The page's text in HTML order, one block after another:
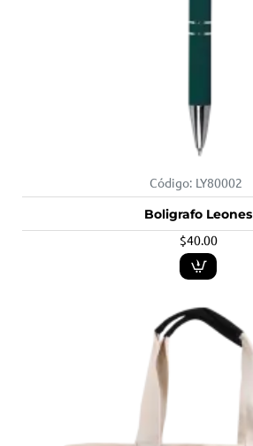
Código: LY80002
Boligrafo Leones
$40.00